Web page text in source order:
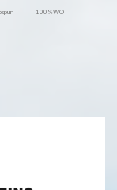
100%WO